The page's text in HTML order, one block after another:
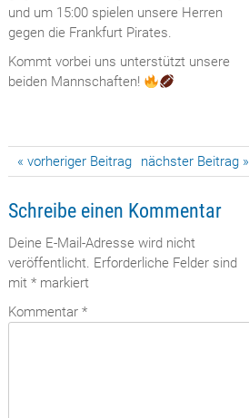
und um 15:00 spielen unsere Herren
gegen die Frankfurt Pirates.
Kommt vorbei uns unterstützt unsere
beiden Mannschaften!
Beitragsnavigation
« vorheriger Beitrag nächster Beitrag »
Schreibe einen Kommentar
Deine E-Mail-Adresse wird nicht
veröffentlicht. Erforderliche Felder sind
mit *markiert
Kommentar *